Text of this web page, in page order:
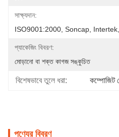
সাক্ষ্যদান:
ISO9001:2000, Soncap,
প্যাকেজিং বিবরণ:
মোড়ানো বা শক্ত কাগজ সঙ্কুচিত
বিশেষভাবে তুলে ধরা: কম্পোজিট
পণ্যের বিবরণ